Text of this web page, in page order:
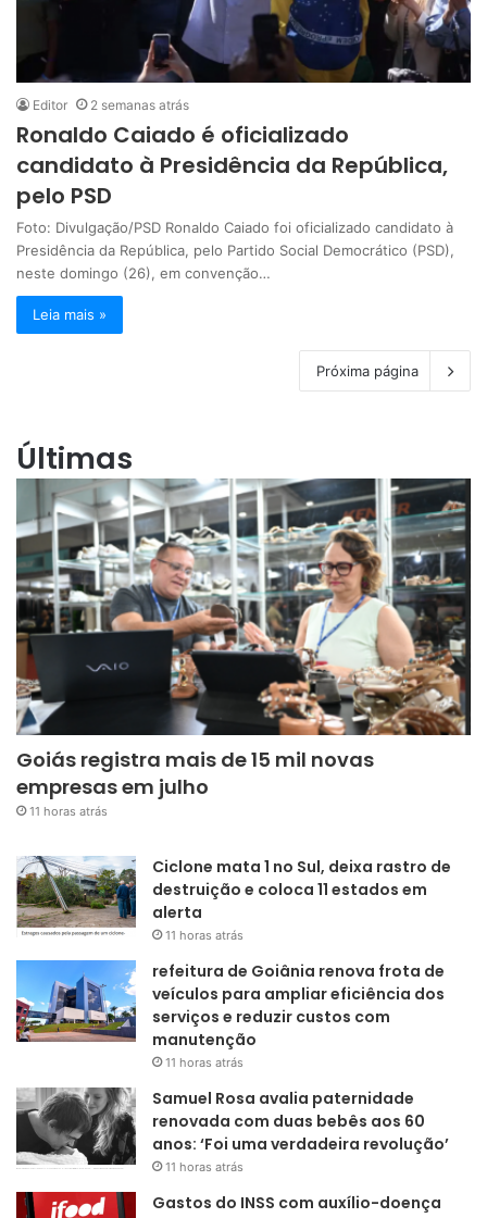
Editor 2 semanas atrás
Ronaldo Caiado é oficializado
candidato à Presidência da República,
pelo PSD
Foto: Divulgação/PSD Ronaldo Caiado foi oficializado candidato à
Presidência da República, pelo Partido Social Democrático (PSD),
neste domingo (26), em convenção…
Leia mais »
Próxima página
Últimas
Goiás registra mais de 15 mil novas
empresas em julho
11 horas atrás
Ciclone mata 1 no Sul, deixa rastro de
destruição e coloca 11 estados em
alerta
11 horas atrás
refeitura de Goiânia renova frota de
veículos para ampliar eficiência dos
serviços e reduzir custos com
manutenção
11 horas atrás
Samuel Rosa avalia paternidade
renovada com duas bebês aos 60
anos: ‘Foi uma verdadeira revolução’
11 horas atrás
Gastos do INSS com auxílio-doença